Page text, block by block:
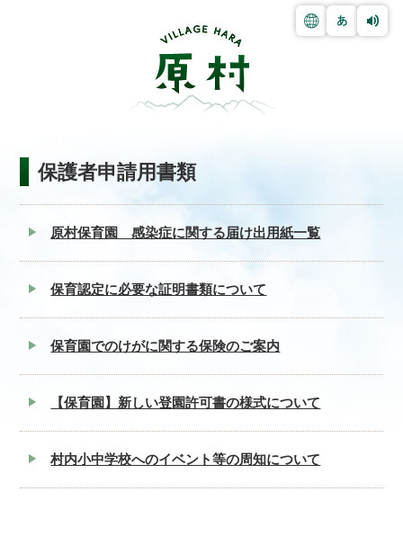
保護者申請用書類
原村保育園 感染症に関する届け出用紙一覧
保育認定に必要な証明書類について
保育園でのけがに関する保険のご案内
【保育園】新しい登園許可書の様式について
村内小中学校へのイベント等の周知について